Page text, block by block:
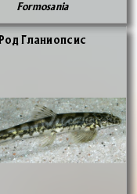
Formosania
Род Гла­ниоп­сис